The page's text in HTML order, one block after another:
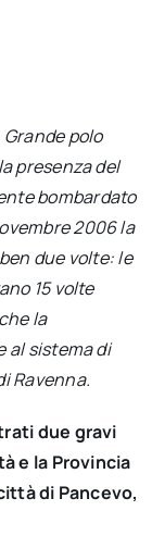
polo
presenza del
bombardato
2006 la
due volte: le
15 volte
la
al sistema di
Ravenna.
due gravi
e la Provincia
di Pancevo,